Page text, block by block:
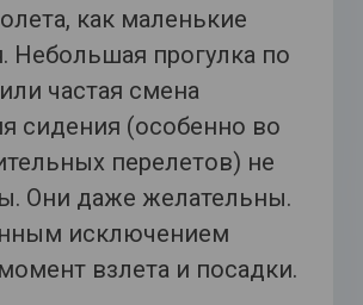
как маленькие
Небольшая прогулка по
частая смена
сидения (особенно во
перелетов) не
Они даже желательны.
исключением
взлета и посадки.